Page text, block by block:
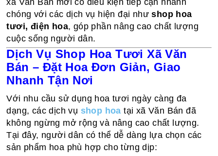
xã Văn Bán mới có điều kiện tiếp cận nhanh
chóng với các dịch vụ hiện đại nhưshop hoa
tươi, điện hoa, góp phần nâng cao chất lượng
cuộc sống người dân.
Dịch Vụ Shop Hoa Tươi Xã Văn
Bán – Đặt Hoa Đơn Giản, Giao
Nhanh Tận Nơi
Với nhu cầu sử dụng hoa tươi ngày càng đa
dạng, các dịch vụ shop hoa tại xã Văn Bán đã
không ngừng mở rộng và nâng cao chất lượng.
Tại đây, người dân có thể dễ dàng lựa chọn các
sản phẩm hoa phù hợp cho từng dịp: